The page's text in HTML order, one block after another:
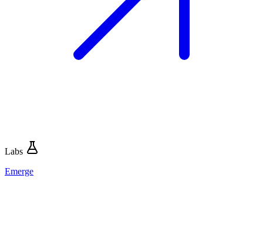
Labs
Emerge